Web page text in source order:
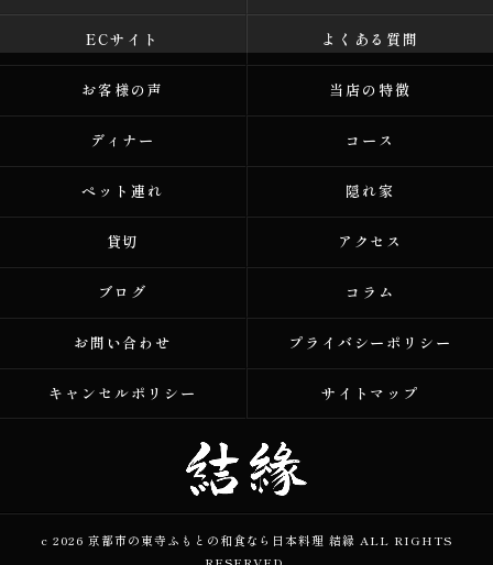
ECサイト よくある質問
お客様の声 当店の特徴
ディナー コース
ペット連れ 隠れ家
貸切 アクセス
ブログ コラム
お問い合わせ プライバシーポリシー
キャンセルポリシー サイトマップ
c 2026 京都市の東寺ふもとの和食なら日本料理 結縁 ALL RIGHTS